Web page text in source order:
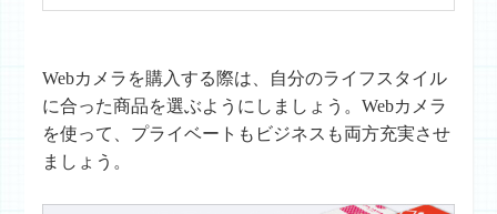
Webカメラを購入する際は、自分のライフスタイル
に合った商品を選ぶようにしましょう。Webカメラ
を使って、プライベートもビジネスも両方充実させ
ましょう。